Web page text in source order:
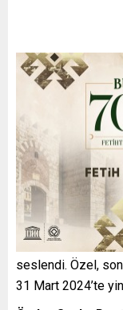
Genel
Konuşma
Olağanüstü
basın karşısına
merkez önünde
seslendi. Özel,
31 Mart 2024’te